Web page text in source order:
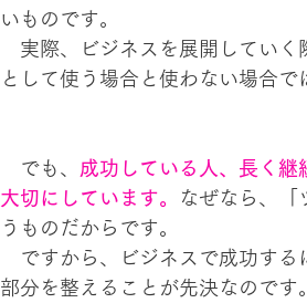
いものです。
実際、ビジネスを展開していく
として使う場合と使わない場合
でも、 成功している人、長く継
大切にしています。
なぜなら、「
うものだからです。
ですから、ビジネスで成功する
部分を整えることが先決なのです。